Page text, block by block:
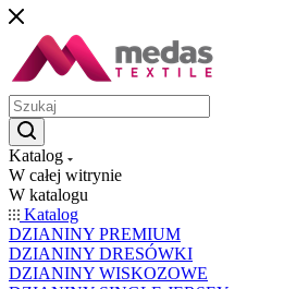
Katalog
W całej witrynie
W katalogu
Katalog
DZIANINY PREMIUM
DZIANINY DRESÓWKI
DZIANINY WISKOZOWE